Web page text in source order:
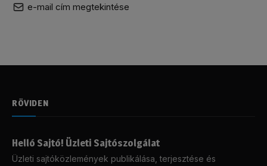
e-mail cím megtekintése
RÖVIDEN
Helló Sajtó! Üzleti Sajtószolgálat
Üzleti sajtóközlemények publikálása, terjesztése és